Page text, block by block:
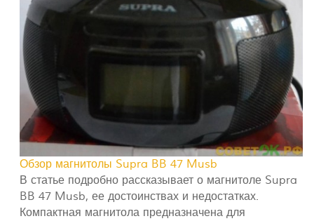
Обзор магнитолы Supra BB 47 Musb
В статье подробно рассказывает о магнитоле Supra
BB 47 Musb, ее достоинствах и недостатках.
Компактная магнитола предназначена для